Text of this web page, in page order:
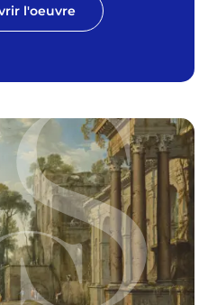
l'oeuvre